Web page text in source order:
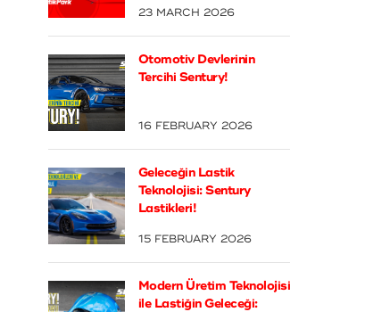
23 MARCH 2026
Otomotiv Devlerinin
Tercihi Sentury!
16 FEBRUARY 2026
Geleceğin Lastik
Teknolojisi: Sentury
Lastikleri!
15 FEBRUARY 2026
Modern Üretim Teknolojisi
ile Lastiğin Geleceği: